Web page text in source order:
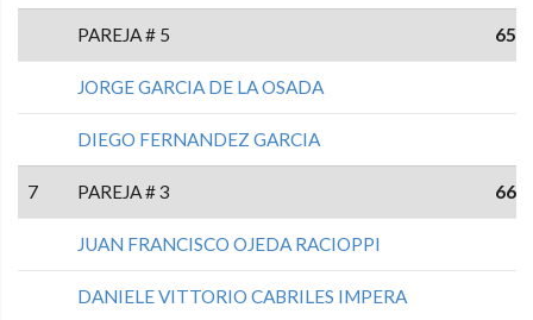
PAREJA # 5 65
JORGE GARCIA DE LA OSADA
DIEGO FERNANDEZ GARCIA
7 PAREJA # 3 66
JUAN FRANCISCO OJEDA RACIOPPI
DANIELE VITTORIO CABRILES IMPERA